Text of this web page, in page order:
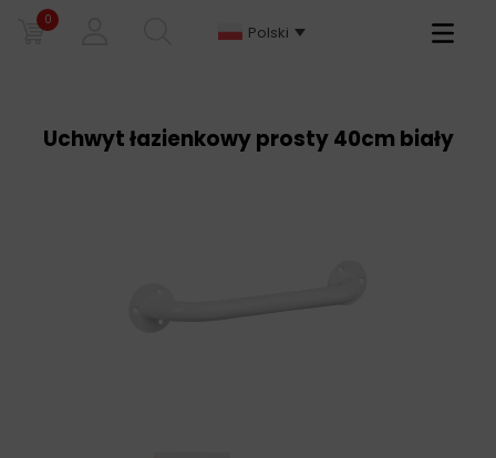
0
Polski
Primary
Uchwyt łazienkowy prosty 40cm biały